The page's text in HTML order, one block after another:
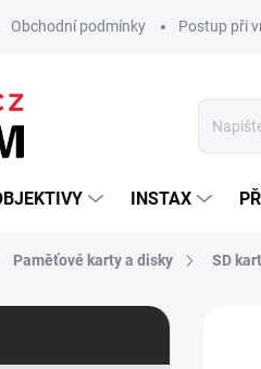
Obchodní podmínky Postup při
INSTAX
Paměťové karty a disky SD